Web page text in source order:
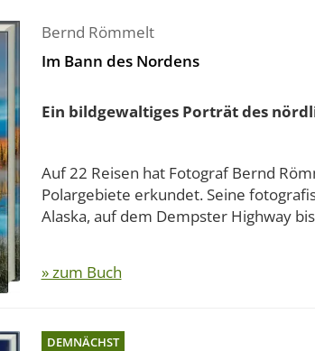
Bernd Römmelt
Im Bann des Nordens
Ein bildgewaltiges Porträt des
Auf 22 Reisen hat Fotograf Bernd
Polargebiete erkundet. Seine
Alaska, auf dem Dempster Highway
» zum Buch
DEMNÄCHST